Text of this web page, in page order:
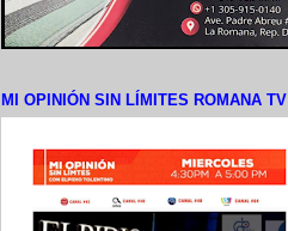
MI OPINIÓN SIN LÍMITES ROMANA TV